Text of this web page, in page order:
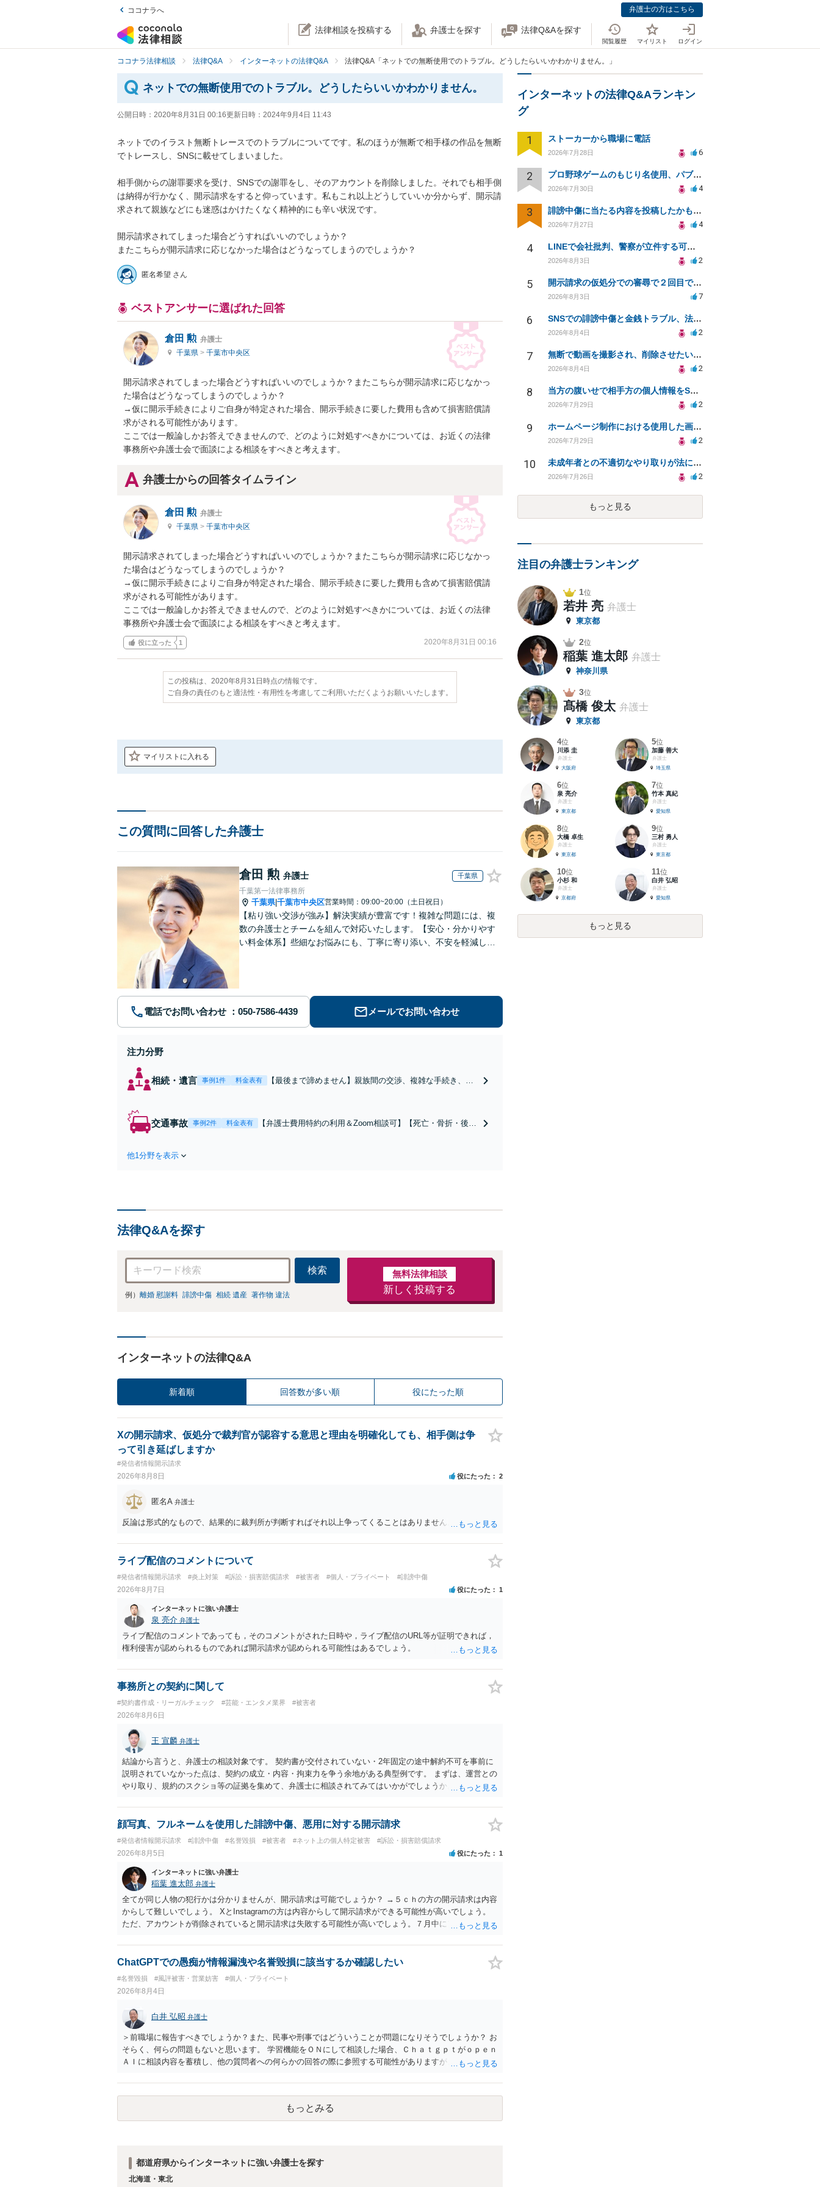
ココナラへ 弁護士の方はこちら
法律相談を投稿する 弁護士を探す 法律Q&Aを探す
閲覧履歴 マイリスト ログイン
ココナラ法律相談 法律Q&A インターネットの法律Q&A 法律Q&A「ネットでの無断使用でのトラブル。どうしたらいいかわかりません。」
ネットでの無断使用でのトラブル。どうしたらいいかわかりません。
公開日時： 2020年8月31日 00:16更新日時： 2024年9月4日 11:43
ネットでのイラスト無断トレースでのトラブルについてです。私のほうが無断で相手様の作品を無断
でトレースし、SNSに載せてしまいました。
相手側からの謝罪要求を受け、SNSでの謝罪をし、そのアカウントを削除しました。それでも相手側
は納得が行かなく、開示請求をすると仰っています。私もこれ以上どうしていいか分からず、開示請
求されて親族などにも迷惑はかけたくなく精神的にも辛い状況です。
開示請求されてしまった場合どうすればいいのでしょうか？
またこちらが開示請求に応じなかった場合はどうなってしまうのでしょうか？
匿名希望 さん
ベストアンサーに選ばれた回答
倉田 勲 弁護士
千葉県 > 千葉市中央区
開示請求されてしまった場合どうすればいいのでしょうか？またこちらが開示請求に応じなかっ
た場合はどうなってしまうのでしょうか？
→仮に開示手続きによりご自身が特定された場合、開示手続きに要した費用も含めて損害賠償請
求がされる可能性があります。
ここでは一般論しかお答えできませんので、どのように対処すべきかについては、お近くの法律
事務所や弁護士会で面談による相談をすべきと考えます。
弁護士からの回答タイムライン
倉田 勲 弁護士
千葉県 > 千葉市中央区
開示請求されてしまった場合どうすればいいのでしょうか？またこちらが開示請求に応じなかっ
た場合はどうなってしまうのでしょうか？
→仮に開示手続きによりご自身が特定された場合、開示手続きに要した費用も含めて損害賠償請
求がされる可能性があります。
ここでは一般論しかお答えできませんので、どのように対処すべきかについては、お近くの法律
事務所や弁護士会で面談による相談をすべきと考えます。
役に立った 1 2020年8月31日 00:16
この投稿は、2020年8月31日時点の情報です。
ご自身の責任のもと適法性・有用性を考慮してご利用いただくようお願いいたします。
マイリストに入れる
この質問に回答した弁護士
倉田 勲 弁護士 千葉県
千葉第一法律事務所
千葉県|千葉市中央区営業時間：09:00~20:00（土日祝日）
【粘り強い交渉が強み】解決実績が豊富です！複雑な問題には、複
数の弁護士とチームを組んで対応いたします。【安心・分かりやす
い料金体系】些細なお悩みにも、丁寧に寄り添い、不安を軽減しま
電話でお問い合わせ メールでお問い合わせ
注力分野
相続・遺言 事例1件 料金表有
【最後まで諦めません】親族間の交渉、複雑な手続き、全
能。【JR千葉駅近く】駐車場あり
交通事故 事例2件 料金表有
【弁護士費用特約の利用＆Zoom相談可】【死亡・骨折・後遺
他1分野を表示
法律Q&Aを探す
検索
例） 離婚 慰謝料 誹謗中傷 相続 遺産 著作物 違法
無料法律相談
新しく投稿する
インターネットの法律Q&A
新着順 回答数が多い順 役にたった順
Xの開示請求、仮処分で裁判官が認容する意思と理由を明確化しても、相手側は争
って引き延ばしますか
#発信者情報開示請求
2026年8月8日 役にたった 2
匿名A 弁護士
反論は形式的なもので、結果的に裁判所が判断すればそれ以上争ってくることはありません。
ライブ配信のコメントについて
#発信者情報開示請求 #炎上対策 #訴訟・損害賠償請求 #被害者 #個人・プライベート #誹謗中傷
2026年8月7日 役にたった 1
インターネットに強い弁護士
泉 亮介 弁護士
ライブ配信のコメントであっても，そのコメントがされた日時や，ライブ配信のURL等が証明できれば，
権利侵害が認められるものであれば開示請求が認められる可能性はあるでしょう。
事務所との契約に関して
#契約書作成・リーガルチェック #芸能・エンタメ業界 #被害者
2026年8月6日
王 宣麟 弁護士
結論から言うと、弁護士の相談対象です。 契約書が交付されていない・2年固定の途中解約不可を事前に
説明されていなかった点は、契約の成立・内容・拘束力を争う余地がある典型例です。 まずは、運営との
やり取り、規約のスクショ等の証拠を集めて、弁護士に相談されてみてはいかがでしょうか。 また同時並
顔写真、フルネームを使用した誹謗中傷、悪用に対する開示請求
#発信者情報開示請求 #誹謗中傷 #名誉毀損 #被害者 #ネット上の個人特定被害 #訴訟・損害賠償請求
2026年8月5日 役にたった 1
インターネットに強い弁護士
稲葉 進太郎 弁護士
全てが同じ人物の犯行かは分かりませんが、開示請求は可能でしょうか？ →５ｃｈの方の開示請求は内容
からして難しいでしょう。 XとInstagramの方は内容からして開示請求ができる可能性が高いでしょう。
ただ、アカウントが削除されていると開示請求は失敗する可能性が高いでしょう。７月中にアカウントが
相手に全ての弁護士費用を負担させることは可能でしょうか？ →訴訟外の交渉で相手方が認めれば負担さ
せることができるでしょう。訴訟で判決となった場合は、実際の弁護士費用が認められる場合と認められ
ChatGPTでの愚痴が情報漏洩や名誉毀損に該当するか確認したい
#名誉毀損 #風評被害・営業妨害 #個人・プライベート
2026年8月4日
白井 弘昭 弁護士
＞前職場に報告すべきでしょうか？また、民事や刑事ではどういうことが問題になりそうでしょうか？ お
そらく、何らの問題もないと思います。 学習機能をＯＮにして相談した場合、Ｃｈａｔｇｐｔがｏｐｅｎ
ＡＩに相談内容を蓄積し、他の質問者への何らかの回答の際に参照する可能性がありますが、個人名や会
ので、その情報自体が、秘密情報に当たるとは思えませんし、名誉棄損として、個人や会社に対する誹謗
中傷の不特定多数への公開に当たるとも思われません。 もちろん、誰がその内容をｃｈａｔｇｐｔに入力
したかも第三者にしられることはないので、個人や会社の特定をせずに書き込んだことで（おそらく特定
して書き込んだとしても）、相談者さんが刑事民事の責任に問われることはないでしょう。 私見ながらご
もっとみる
都道府県からインターネットに強い弁護士を探す
北海道・東北
インターネットの法律Q&Aランキン
グ
1 ストーカーから職場に電話
2026年7月28日 6
2 プロ野球ゲームのもじり名使用、パブリシティ権の影響は？
2026年7月30日 4
3 誹謗中傷に当たる内容を投稿したかもしれない。開示請求や民事刑事裁判に発展しうるのか教えて欲しい。
2026年7月27日 4
4 LINEで会社批判、警察が立件する可能性は？
2026年8月3日 2
5 開示請求の仮処分での審尋で２回目で終わらない場合どうしたらいいですか
2026年8月3日 7
6 SNSでの誹謗中傷と金銭トラブル、法的対応の相談
2026年8月4日 2
7 無断で動画を撮影され、削除させたいが連絡が返ってこない。
2026年8月4日 2
8 当方の腹いせで相手方の個人情報をSNSで晒してしまい名誉毀損させてしまったかもしれない
2026年7月29日 2
9 ホームページ制作における使用した画像や文章の著作権について
2026年7月29日 2
10 未成年者との不適切なやり取りが法に触れる可能性と対処法
2026年7月26日 2
もっと見る
注目の弁護士ランキング
1位
若井 亮 弁護士
東京都
2位
稲葉 進太郎 弁護士
神奈川県
3位
髙橋 俊太 弁護士
東京都
4位
川添 圭
弁護士
大阪府
5位
加藤 善大
弁護士
埼玉県
6位
泉 亮介
弁護士
東京都
7位
竹本 真紀
弁護士
愛知県
8位
大橋 卓生
弁護士
東京都
9位
三村 勇人
弁護士
東京都
10位
小杉 和
弁護士
京都府
11位
白井 弘昭
弁護士
愛知県
もっと見る